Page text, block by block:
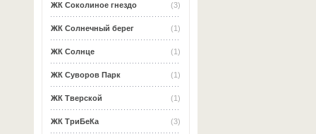
(3)
ЖК Соколиное гнездо
(1)
ЖК Солнечный берег
(1)
ЖК Солнце
(1)
ЖК Суворов Парк
(1)
ЖК Тверской
(3)
ЖК ТриБеКа